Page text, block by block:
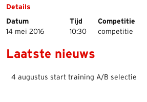
Details
Datum
Tijd Competitie
14 mei 2016
10:30 competitie
Laatste nieuws
4 augustus start training A/B selectie